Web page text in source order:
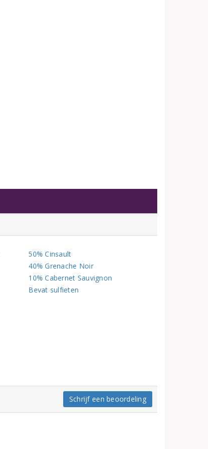
50% Cinsault
40% Grenache Noir
10% Cabernet Sauvignon
Bevat sulfieten
Schrijf een beoordeling